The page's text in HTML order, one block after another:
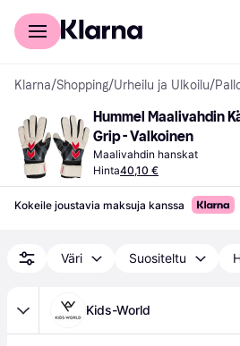
Kuluttajille
Klarna/Shopping/Urheilu ja Ulkoilu/
Hummel Maalivahdin
Grip - Valkoinen
Maalivahdin hanskat
Hinta40,10 €
Kokeile joustavia maksuja kanssa
Väri Suositeltu
Kids-World